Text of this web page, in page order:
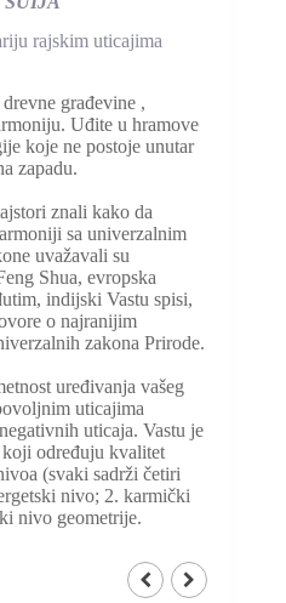
rajskim uticajima
građevine ,
Uđite u hramove
koje ne postoje unutar
zapadu.
znali kako da
sa univerzalnim
uvažavali su
Shua, evropska
indijski Vastu spisi,
o najranijim
zakona Prirode.
uređivanja vašeg
uticajima
uticaja. Vastu je
određuju kvalitet
(svaki sadrži četiri
nivo; 2. karmički
nivo geometrije.